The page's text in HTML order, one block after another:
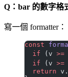
Q：bar 的數字格
寫一個 formatter：
const
  if
(v >=
  if
(v >=
  return
v.